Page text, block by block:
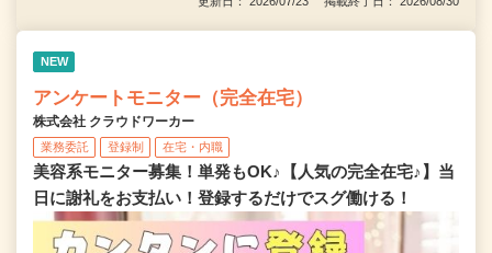
NEW
アンケートモニター（完全在宅）
株式会社 クラウドワーカー
業務委託 登録制 在宅・内職
美容系モニター募集！単発もOK♪【人気の完全在宅♪】当
日に謝礼をお支払い！登録するだけでスグ働ける！